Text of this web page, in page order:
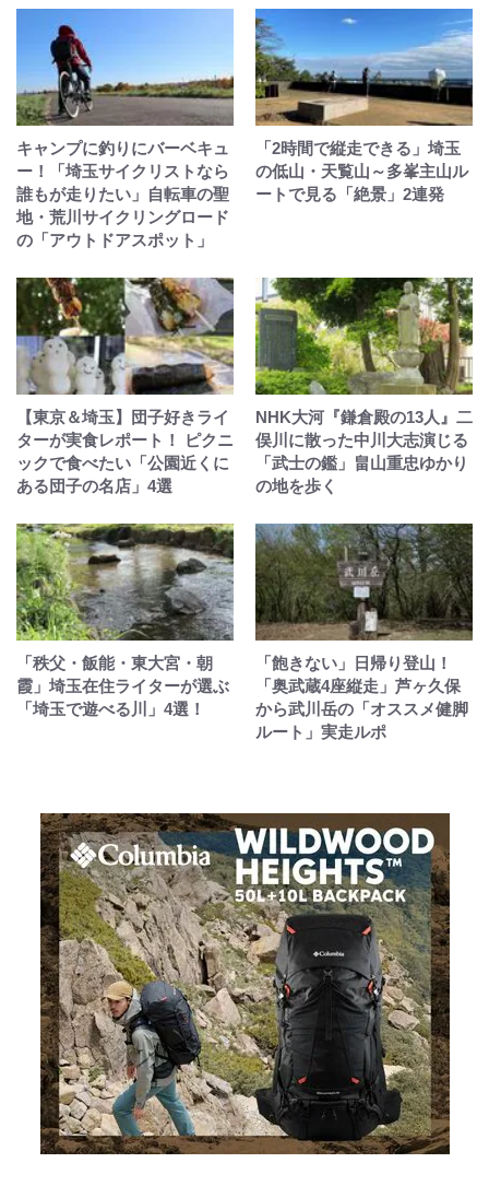
キャンプに釣りにバーベキュ
ー！「埼玉サイクリストなら
誰もが走りたい」自転車の聖
地・荒川サイクリングロード
の「アウトドアスポット」
「2時間で縦走できる」埼玉
の低山・天覧山～多峯主山ル
ートで見る「絶景」2連発
【東京＆埼玉】団子好きライ
ターが実食レポート！ ピクニ
ックで食べたい「公園近くに
ある団子の名店」4選
NHK大河『鎌倉殿の13人』二
俣川に散った中川大志演じる
「武士の鑑」畠山重忠ゆかり
の地を歩く
「秩父・飯能・東大宮・朝
霞」埼玉在住ライターが選ぶ
「埼玉で遊べる川」4選！
「飽きない」日帰り登山！
「奥武蔵4座縦走」芦ヶ久保
から武川岳の「オススメ健脚
ルート」実走ルポ